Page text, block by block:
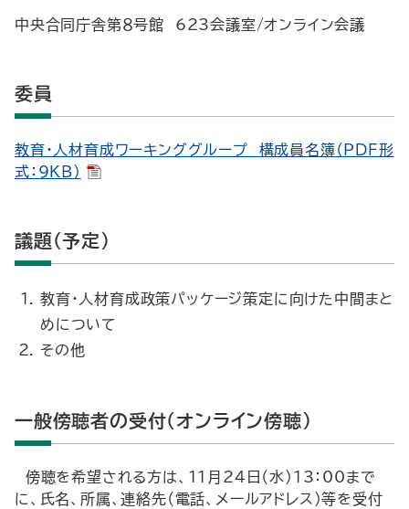
中央合同庁舎第８号館 623会議室/オンライン会議
委員
教育・人材育成ワーキンググループ 構成員名簿（PDF形
式：9KB）
議題（予定）
教育・人材育成政策パッケージ策定に向けた中間まと
めについて
その他
一般傍聴者の受付（オンライン傍聴）
傍聴を希望される方は、11月24日（水）13：00まで
に、氏名、所属、連絡先（電話、メールアドレス）等を受付